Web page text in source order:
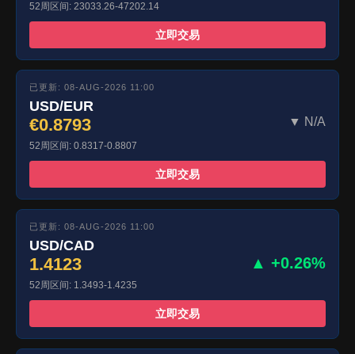
52周区间: 23033.26-47202.14
立即交易
已更新: 08-AUG-2026 11:00
USD/EUR
€0.8793 ▼ N/A
52周区间: 0.8317-0.8807
立即交易
已更新: 08-AUG-2026 11:00
USD/CAD
1.4123 ▲ +0.26%
52周区间: 1.3493-1.4235
立即交易